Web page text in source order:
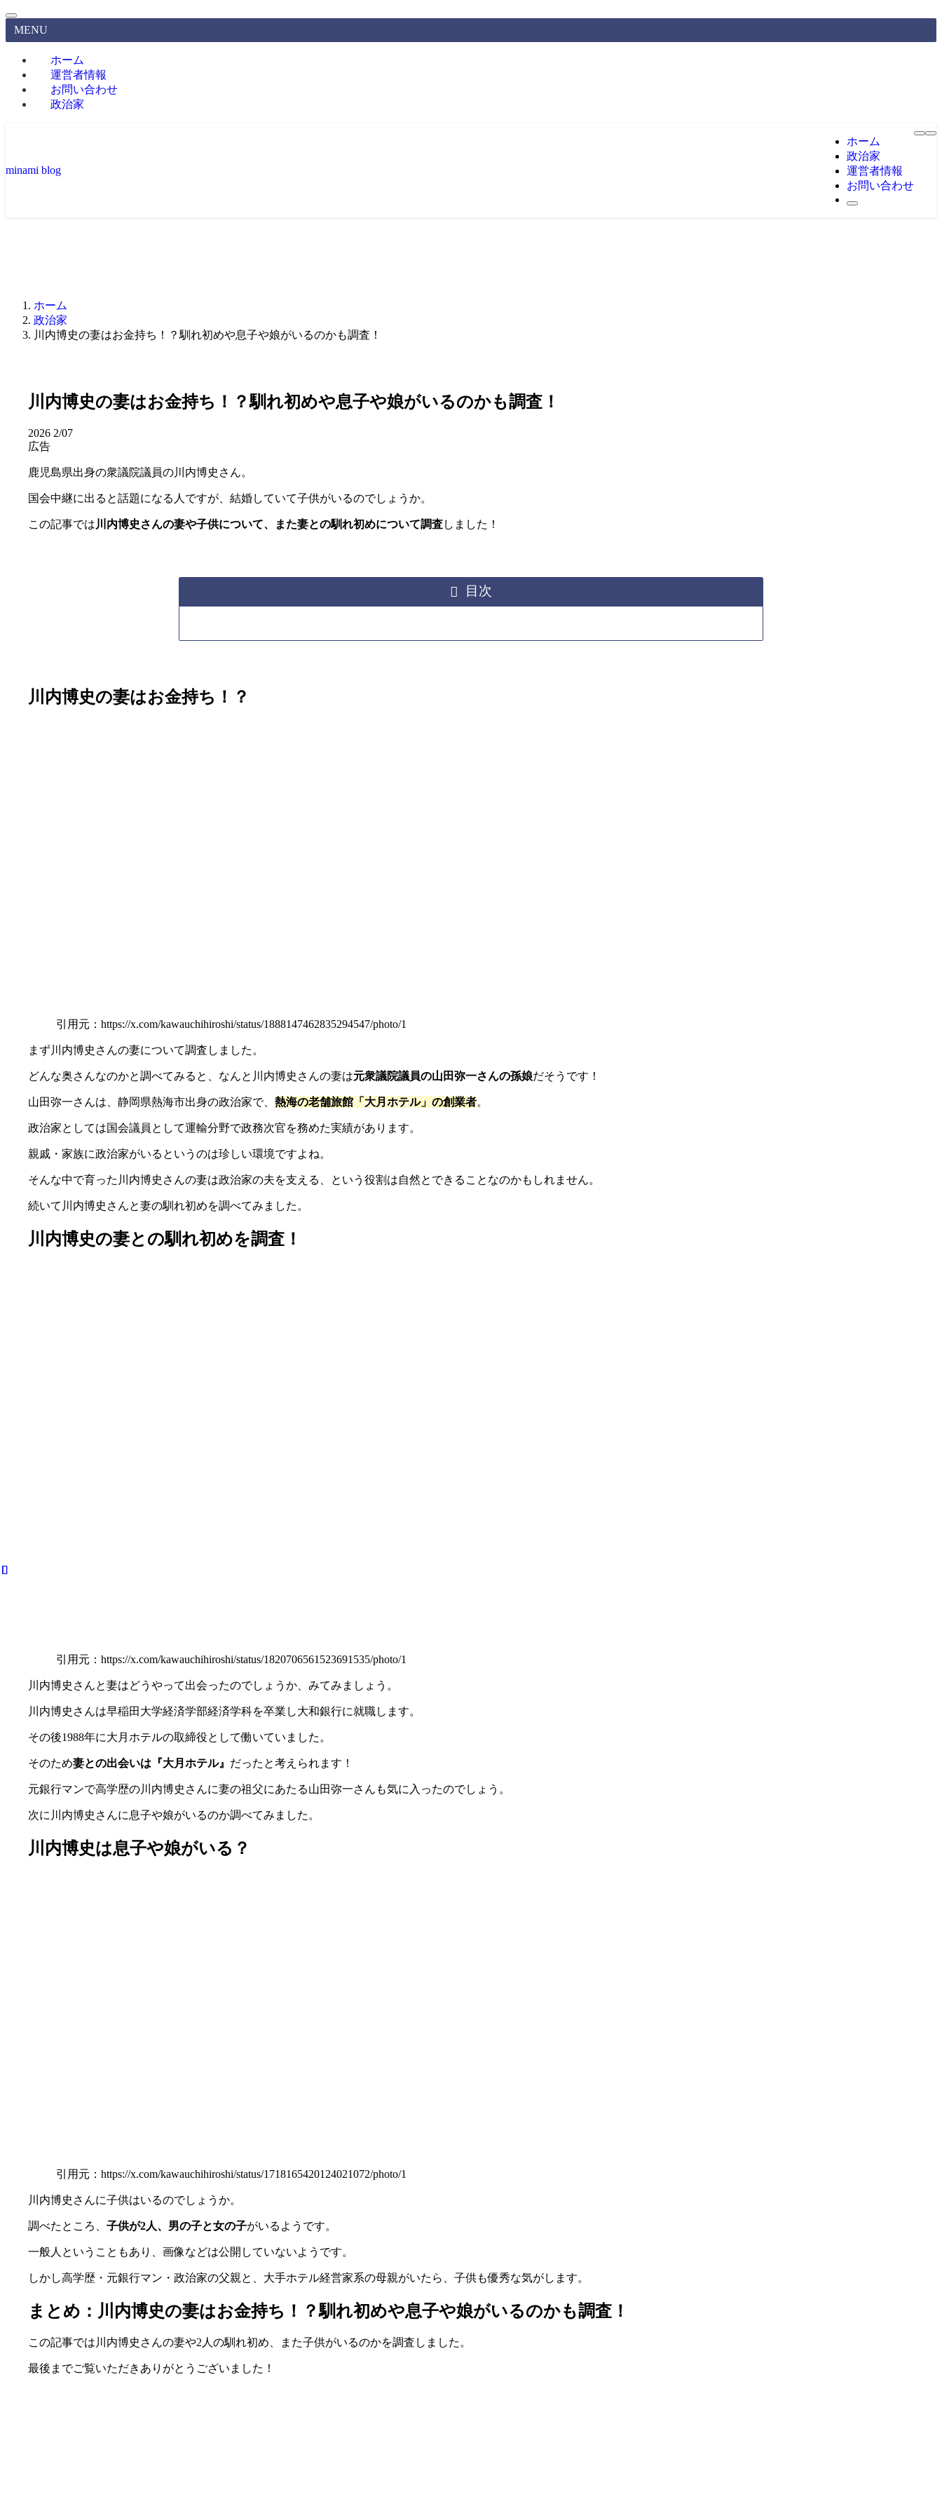
MENU
ホーム
運営者情報
お問い合わせ
政治家
minami blog
ホーム
政治家
運営者情報
お問い合わせ
ホーム
政治家
川内博史の妻はお金持ち！？馴れ初めや息子や娘がいるのかも調査！
川内博史の妻はお金持ち！？馴れ初めや息子や娘がいるのかも調査！
2026 2/07
広告
鹿児島県出身の衆議院議員の川内博史さん。
国会中継に出ると話題になる人ですが、結婚していて子供がいるのでしょうか。
この記事では 川内博史さんの妻や子供について、また妻との馴れ初めについて調査しました！
目次
川内博史の妻はお金持ち！？
引用元：https://x.com/kawauchihiroshi/status/1888147462835294547/photo/1
まず川内博史さんの妻について調査しました。
どんな奥さんなのかと調べてみると、なんと川内博史さんの妻は元衆議院議員の山田弥一さんの孫娘だそうです！
山田弥一さんは、静岡県熱海市出身の政治家で、 熱海の老舗旅館「大月ホテル」の創業者。
政治家としては国会議員として運輸分野で政務次官を務めた実績があります。
親戚・家族に政治家がいるというのは珍しい環境ですよね。
そんな中で育った川内博史さんの妻は政治家の夫を支える、という役割は自然とできることなのかもしれません。
続いて川内博史さんと妻の馴れ初めを調べてみました。
川内博史の妻との馴れ初めを調査！
引用元：https://x.com/kawauchihiroshi/status/1820706561523691535/photo/1
川内博史さんと妻はどうやって出会ったのでしょうか、みてみましょう。
川内博史さんは早稲田大学経済学部経済学科を卒業し大和銀行に就職します。
その後1988年に大月ホテルの取締役として働いていました。
そのため妻との出会いは『大月ホテル』 だったと考えられます！
元銀行マンで高学歴の川内博史さんに妻の祖父にあたる山田弥一さんも気に入ったのでしょう。
次に川内博史さんに息子や娘がいるのか調べてみました。
川内博史は息子や娘がいる？
引用元：https://x.com/kawauchihiroshi/status/1718165420124021072/photo/1
川内博史さんに子供はいるのでしょうか。
調べたところ、 子供が2人、男の子と女の子がいるようです。
一般人ということもあり、画像などは公開していないようです。
しかし高学歴・元銀行マン・政治家の父親と、大手ホテル経営家系の母親がいたら、子供も優秀な気がします。
まとめ：川内博史の妻はお金持ち！？馴れ初めや息子や娘がいるのかも調査！
この記事では川内博史さんの妻や2人の馴れ初め、また子供がいるのかを調査しました。
最後までご覧いただきありがとうございました！